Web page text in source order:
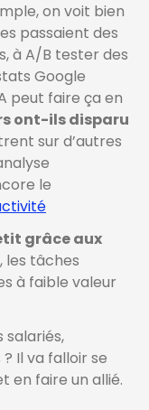
on voit bien
passaient des
à A/B tester des
Google
peut faire ça en
ont-ils disparu
sur d’autres
le
grâce aux
les tâches
à faible valeur
salariés,
Il va falloir se
en faire un allié.